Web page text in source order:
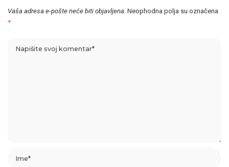
Vaša adresa e-pošte neće biti objavljena. Neophodna polja su označena
*